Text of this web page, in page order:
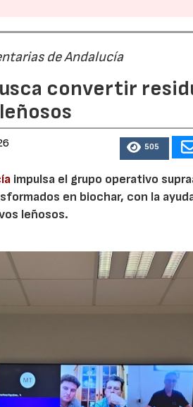
de Andalucía
convertir
505
impulsa el grupo operativo
en biochar, con la
leñosos.
23/07/2026